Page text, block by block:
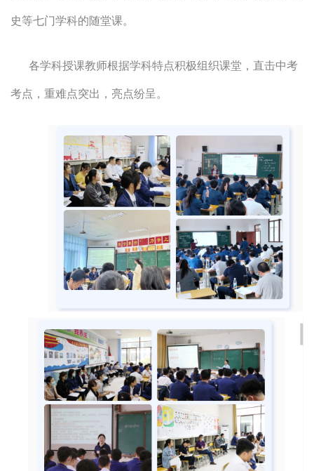
史等七门学科的随堂课。
各学科授课教师根据学科特点积极组织课堂，直击中考
考点，重难点突出，亮点纷呈。